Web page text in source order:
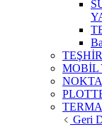
MOBİL
Geri